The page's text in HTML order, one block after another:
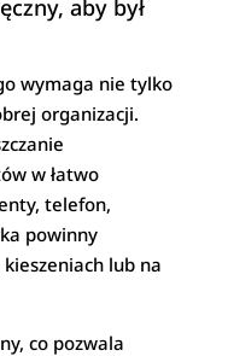
aby był
wymaga nie tylko
organizacji.
w łatwo
telefon,
powinny
lub na
co pozwala